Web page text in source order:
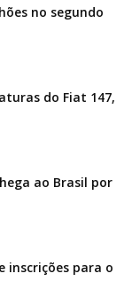
no segundo
do Fiat 147,
ao Brasil por
inscrições para o